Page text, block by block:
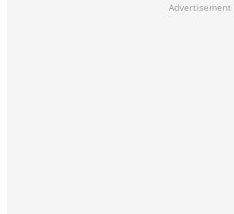
Advertisement